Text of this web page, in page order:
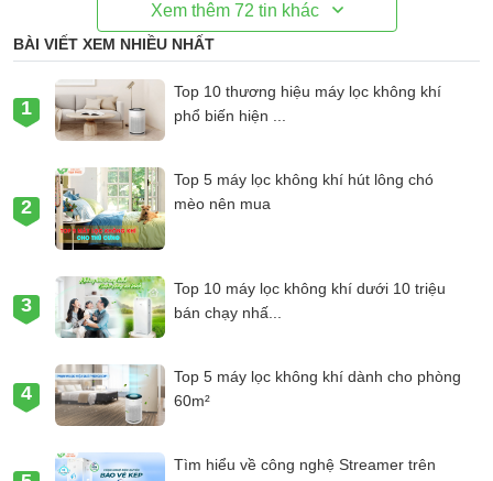
Xem thêm 72 tin khác
BÀI VIẾT XEM NHIỀU NHẤT
Top 10 thương hiệu máy lọc không khí
phổ biến hiện ...
Top 5 máy lọc không khí hút lông chó
mèo nên mua
Top 10 máy lọc không khí dưới 10 triệu
bán chạy nhấ...
Top 5 máy lọc không khí dành cho phòng
60m²
Tìm hiểu về công nghệ Streamer trên